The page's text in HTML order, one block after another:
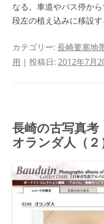
なる。車道やバス停か
段左の植え込みに移設す
カテゴリー: 長崎要塞地
用 | 投稿日: 2012年7月
長崎の古写真
オランダ人（２